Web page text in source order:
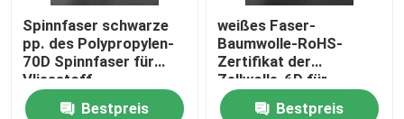
Spinnfaser schwarze
pp. des Polypropylen-
70D Spinnfaser für
Vliesstoff
Bestpreis
weißes Faser-
Baumwolle-RoHS-
Zertifikat der
Zellwolle-6D für
Teppich
Bestpreis